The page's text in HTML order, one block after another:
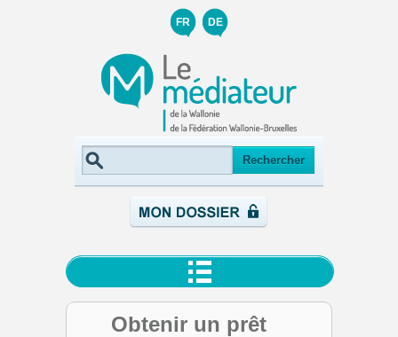
FR DE
Obtenir un prêt